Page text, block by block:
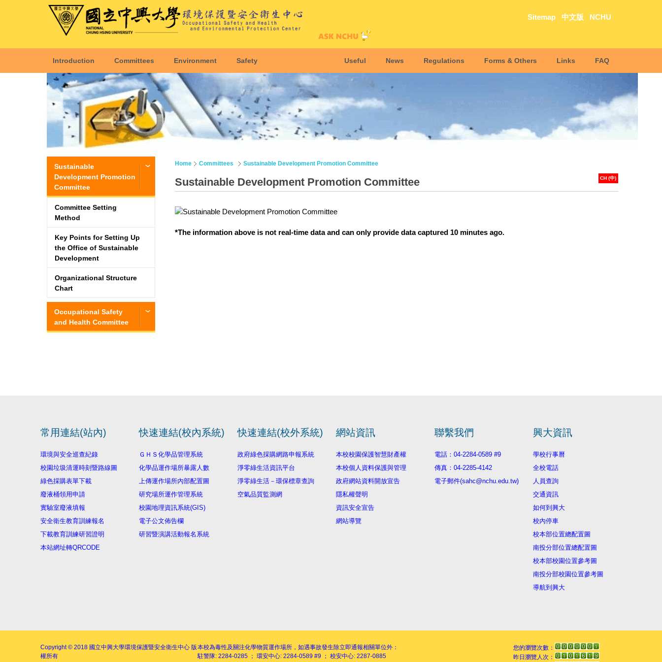
Sitemap 中文版 NCHU
Introduction Committees Environment Safety Useful News Regulations Forms & Others Links FAQ
Sustainable
Development Promotion
Committee
Committee Setting
Method
Key Points for Setting Up
the Office of Sustainable
Development
Organizational Structure
Chart
Occupational Safety
and Health Committee
Home Committees Sustainable Development Promotion Committee
CH (中)
Sustainable Development Promotion Committee
*The information above is not real-time data and can only provide data captured 10 minutes ago.
常用連結(站內)
環境與安全巡查紀錄
校園垃圾清運時刻暨路線圖
綠色採購表單下載
廢液桶領用申請
實驗室廢液填報
安全衛生教育訓練報名
下載教育訓練研習證明
本站網址轉QRCODE
快速連結(校內系統)
ＧＨＳ化學品管理系統
化學品運作場所暴露人數
上傳運作場所內部配置圖
研究場所運作管理系統
校園地理資訊系統(GIS)
電子公文佈告欄
研習暨演講活動報名系統
快速連結(校外系統)
政府綠色採購網路申報系統
淨零綠生活資訊平台
淨零綠生活－環保標章查詢
空氣品質監測網
網站資訊
本校校園保護智慧財產權
本校個人資料保護與管理
政府網站資料開放宣告
隱私權聲明
資訊安全宣告
網站導覽
聯繫我們
電話：04-2284-0589 #9
傳真：04-2285-4142
電子郵件(sahc@nchu.edu.tw)
興大資訊
學校行事曆
全校電話
人員查詢
交通資訊
如何到興大
校內停車
校本部位置總配置圖
南投分部位置總配置圖
校本部校園位置參考圖
南投分部校園位置參考圖
導航到興大
Copyright © 2018 國立中興大學環境保護暨安全衛生中心 版
權所有
本校為毒性及關注化學物質運作場所，如遇事故發生除立即通報相關單位外：
駐警隊: 2284-0285 ； 環安中心: 2284-0589 #9 ； 校安中心: 2287-0885
您的瀏覽次數：
昨日瀏覽人次：